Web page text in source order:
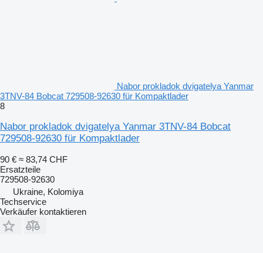
Nabor prokladok dvigatelya Yanmar
3TNV-84 Bobcat 729508-92630 für Kompaktlader
8
Nabor prokladok dvigatelya Yanmar 3TNV-84 Bobcat
729508-92630 für Kompaktlader
90 € ≈ 83,74 CHF
Ersatzteile
729508-92630
Ukraine, Kolomiya
Techservice
Verkäufer kontaktieren